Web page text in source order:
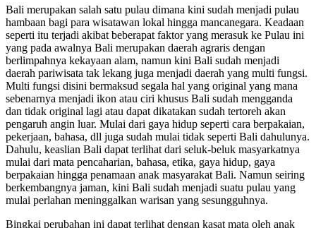
Bali merupakan salah satu pulau dimana kini sudah menjadi pulau
hambaan bagi para wisatawan lokal hingga mancanegara. Keadaan
seperti itu terjadi akibat beberapat faktor yang merasuk ke Pulau ini
yang pada awalnya Bali merupakan daerah agraris dengan
berlimpahnya kekayaan alam, namun kini Bali sudah menjadi
daerah pariwisata tak lekang juga menjadi daerah yang multi fungsi.
Multi fungsi disini bermaksud segala hal yang original yang mana
sebenarnya menjadi ikon atau ciri khusus Bali sudah mengganda
dan tidak original lagi atau dapat dikatakan sudah tertoreh akan
pengaruh angin luar. Mulai dari gaya hidup seperti cara berpakaian,
pekerjaan, bahasa, dll juga sudah mulai tidak seperti Bali dahulunya.
Dahulu, keaslian Bali dapat terlihat dari seluk-beluk masyarkatnya
mulai dari mata pencaharian, bahasa, etika, gaya hidup, gaya
berpakaian hingga penamaan anak masyarakat Bali. Namun seiring
berkembangnya jaman, kini Bali sudah menjadi suatu pulau yang
mulai perlahan meninggalkan warisan yang sesungguhnya.
Bingkai perubahan ini dapat terlihat dengan kasat mata oleh anak